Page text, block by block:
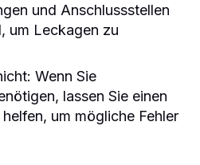
und Anschlussstellen
um Leckagen zu
Wenn Sie
lassen Sie einen
um mögliche Fehler